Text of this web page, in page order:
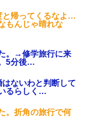
と帰ってくるなよ…
もんじゃ晴れな
。→修学旅行に来
5分後…
ないわと判断して
るらしく…
。折角の旅行で何